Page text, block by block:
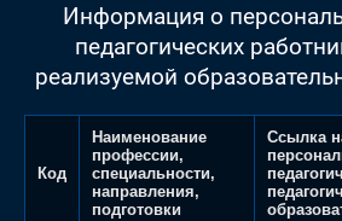
Информация о
педагогических
реализуемой
Код
Наименование
профессии,
специальности,
направления,
подготовки
Ссылка